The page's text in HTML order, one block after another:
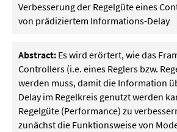
Verbesserung der Regelgüte eines
von prädiziertem Informations-Delay
Abstract: Es wird erörtert, wie das
Controllers (i.e. eines Reglers bzw.
werden muss, damit die Information
Delay im Regelkreis genutzt werden
Regelgüte (Performance) zu
zunächst die Funktionsweise von